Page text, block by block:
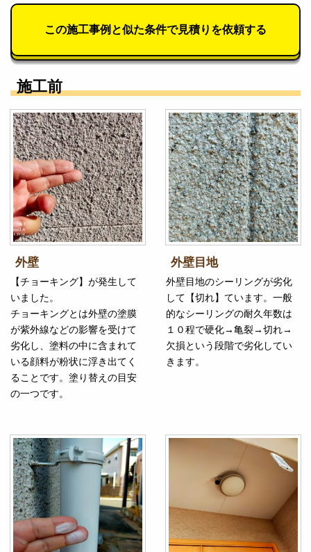
この施工事例と似た条件で見積りを依頼する
施工前
外壁
【チョーキング】が発生して
いました。
チョーキングとは外壁の塗膜
が紫外線などの影響を受けて
劣化し、塗料の中に含まれて
いる顔料が粉状に浮き出てく
ることです。塗り替えの目安
の一つです。
外壁目地
外壁目地のシーリングが劣化
して【切れ】ています。一般
的なシーリングの耐久年数は
１０程で硬化→亀裂→切れ→
欠損という段階で劣化してい
きます。